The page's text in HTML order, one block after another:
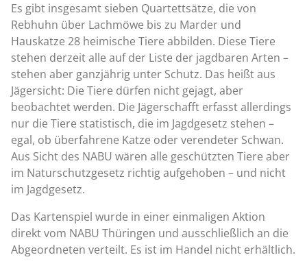
Es gibt insgesamt sieben Quartettsätze, die von
Rebhuhn über Lachmöwe bis zu Marder und
Hauskatze 28 heimische Tiere abbilden. Diese Tiere
stehen derzeit alle auf der Liste der jagdbaren Arten –
stehen aber ganzjährig unter Schutz. Das heißt aus
Jägersicht: Die Tiere dürfen nicht gejagt, aber
beobachtet werden. Die Jägerschafft erfasst allerdings
nur die Tiere statistisch, die im Jagdgesetz stehen –
egal, ob überfahrene Katze oder verendeter Schwan.
Aus Sicht des NABU wären alle geschützten Tiere aber
im Naturschutzgesetz richtig aufgehoben – und nicht
im Jagdgesetz.
Das Kartenspiel wurde in einer einmaligen Aktion
direkt vom NABU Thüringen und ausschließlich an die
Abgeordneten verteilt. Es ist im Handel nicht erhältlich.